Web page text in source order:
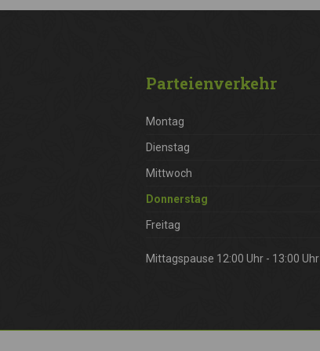
Parteienverkehr
Montag
Dienstag
Mittwoch
Donnerstag
Freitag
Mittagspause 12:00 Uhr - 13:00 Uhr